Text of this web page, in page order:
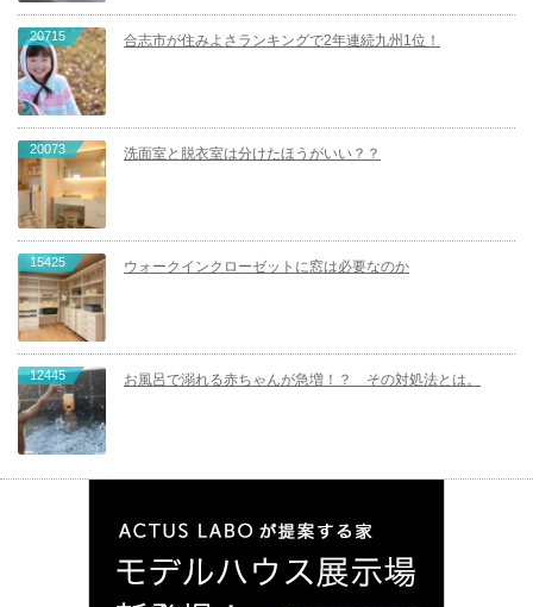
20715 合志市が住みよさランキングで2年連続九州1位！
20073 洗面室と脱衣室は分けたほうがいい？？
15425 ウォークインクローゼットに窓は必要なのか
12445 お風呂で溺れる赤ちゃんが急増！？ その対処法とは。